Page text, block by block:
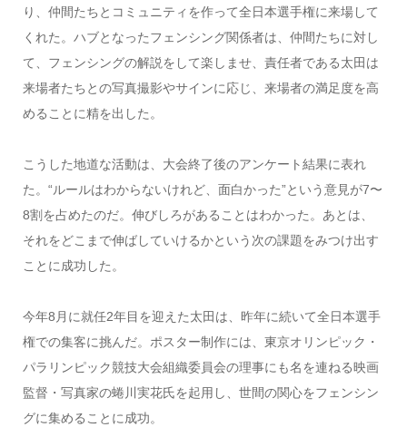
り、仲間たちとコミュニティを作って全日本選手権に来場して
くれた。ハブとなったフェンシング関係者は、仲間たちに対し
て、フェンシングの解説をして楽しませ、責任者である太田は
来場者たちとの写真撮影やサインに応じ、来場者の満足度を高
めることに精を出した。
こうした地道な活動は、大会終了後のアンケート結果に表れ
た。“ルールはわからないけれど、面白かった”という意見が7〜
8割を占めたのだ。伸びしろがあることはわかった。あとは、
それをどこまで伸ばしていけるかという次の課題をみつけ出す
ことに成功した。
今年8月に就任2年目を迎えた太田は、昨年に続いて全日本選手
権での集客に挑んだ。ポスター制作には、東京オリンピック・
パラリンピック競技大会組織委員会の理事にも名を連ねる映画
監督・写真家の蜷川実花氏を起用し、世間の関心をフェンシン
グに集めることに成功。